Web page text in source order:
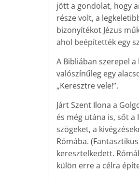
jött a gondolat, hogy
része volt, a
bizonyítékot Jézus
ahol beépítették egy
A Bibliában szerepel
valószínűleg egy
„Keresztre vele!”.
Járt Szent Ilona a
és még utána is, sőt
szögeket, a
Rómába.
keresztelkedett.
külön erre a célra